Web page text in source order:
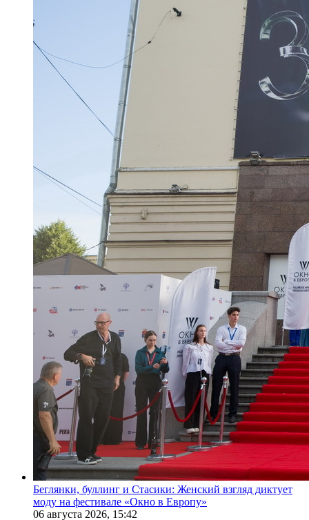
Беглянки, буллинг и Стасики: Женский взгляд диктует
моду на фестивале «Окно в Европу»
06 августа 2026, 15:42